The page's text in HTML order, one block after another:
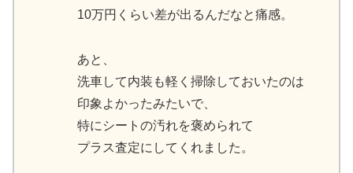
10万円くらい差が出るんだなと痛感。
あと、
洗車して内装も軽く掃除しておいたのは
印象よかったみたいで、
特にシートの汚れを褒められて
プラス査定にしてくれました。